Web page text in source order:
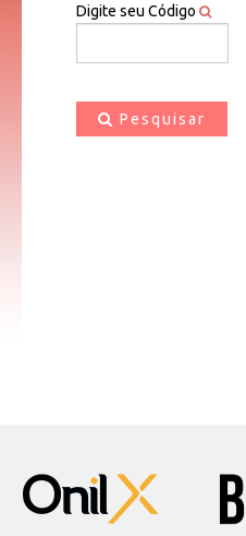
Digite seu Código
Pesquisar